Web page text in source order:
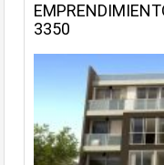
3350